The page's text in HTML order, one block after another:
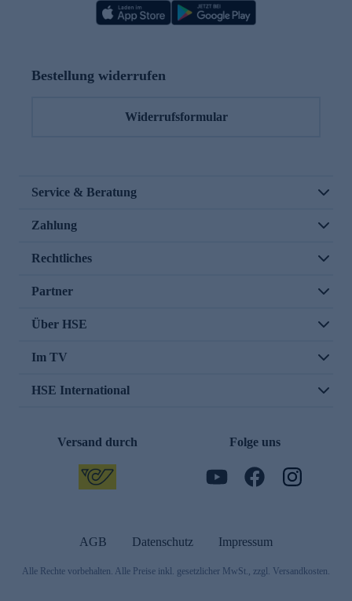
Bestellung widerrufen
Widerrufsformular
Service & Beratung
Zahlung
Rechtliches
Partner
Über HSE
Im TV
HSE International
Versand durch Folge uns
AGB Datenschutz Impressum
Alle Rechte vorbehalten. Alle Preise inkl. gesetzlicher MwSt., zzgl. Versandkosten.